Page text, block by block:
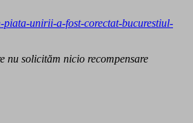
unirii-a-fost-corectat-bucurestiul-
nu solicităm nicio recompensare